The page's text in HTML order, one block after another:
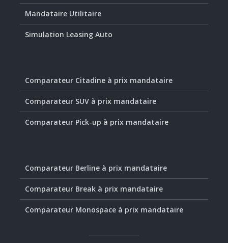
Mandataire Utilitaire
Simulation Leasing Auto
Comparateur Citadine à prix mandataire
Comparateur SUV à prix mandataire
Comparateur Pick-up à prix mandataire
Comparateur Berline à prix mandataire
Comparateur Break à prix mandataire
Comparateur Monospace à prix mandataire